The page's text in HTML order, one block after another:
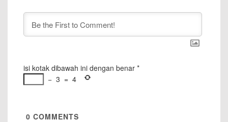
isi kotak dibawah ini dengan benar *
− 3 = 4
0 COMMENTS